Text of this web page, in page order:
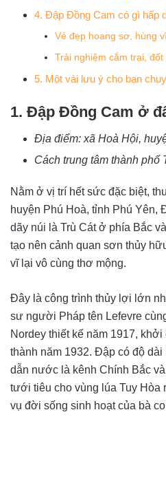
4. Đập Đồng Cam có gì hấp
Vẻ đẹp hoang sơ, hùng
Trải nghiệm cắm trại,
5. Một vài lưu ý cho bạn
1. Đập Đồng Cam ở
Địa điểm: xã Hoà Hội,
Cách trung tâm thành phố
Nằm ở vị trí hết sức đặc biệt,
huyện Phú Hoà, tỉnh Phú Yên,
dãy núi là Trù Cát ở phía Bắc
tạo nên cảnh quan sơn thủy
vĩ lại vô cùng thơ mộng.
Đây là công trình thủy lợi lớn
sư người Pháp tên Lefevre
Nordey thiết kế năm 1917,
thành năm 1932. Đập có độ
dẫn nước là kênh Chính Bắc
tưới tiêu cho vùng lúa Tuy Hòa
vụ đời sống sinh hoạt của bà